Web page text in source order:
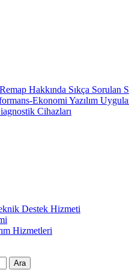
Hakkında Sıkça Sorulan
Ekonomi Yazılım
Cihazları
Destek Hizmeti
Hizmetleri